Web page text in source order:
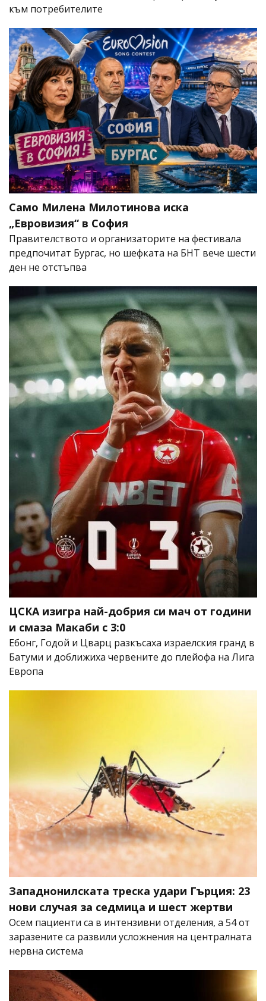
към потребителите
Само Милена Милотинова иска
„Евровизия“ в София
Правителството и организаторите на фестивала
предпочитат Бургас, но шефката на БНТ вече шести
ден не отстъпва
ЦСКА изигра най-добрия си мач от години
и смаза Макаби с 3:0
Ебонг, Годой и Цварц разкъсаха израелския гранд в
Батуми и доближиха червените до плейофа на Лига
Европа
Западнонилската треска удари Гърция: 23
нови случая за седмица и шест жертви
Осем пациенти са в интензивни отделения, а 54 от
заразените са развили усложнения на централната
нервна система